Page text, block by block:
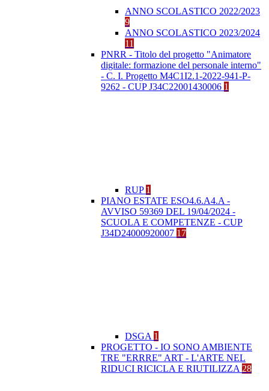
ANNO SCOLASTICO 2022/2023
9
ANNO SCOLASTICO 2023/2024
11
PNRR - Titolo del progetto "Animatore
digitale: formazione del personale interno"
- C. I. Progetto M4C1I2.1-2022-941-P-
9262 - CUP J34C22001430006 1
RUP 1
PIANO ESTATE ESO4.6.A4.A -
AVVISO 59369 DEL 19/04/2024 -
SCUOLA E COMPETENZE - CUP
J34D24000920007 17
DSGA 1
PROGETTO - IO SONO AMBIENTE
TRE "ERRRE" ART - L'ARTE NEL
RIDUCI RICICLA E RIUTILIZZA 28